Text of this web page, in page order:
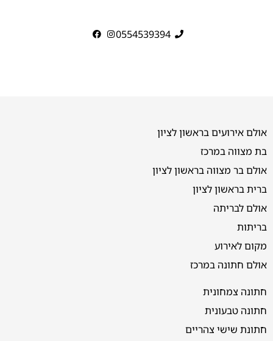
0554539394
אולם אירועים בראשון לציון
בת מצווה במרכז
אולם בר מצווה בראשון לציון
ברית בראשון לציון
אולם לבריתה
בריתות
מקום לאירוע
אולם חתונה במרכז
חתונה צמחונית
חתונה טבעונית
חתונת שישי צהריים